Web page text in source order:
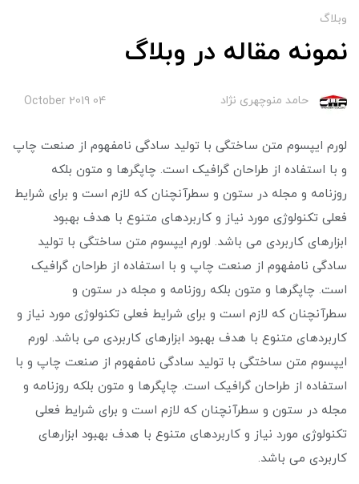
وبلاگ
نمونه مقاله در وبلاگ
حامد منوچهری نژاد 04 October 2019
لورم ایپسوم متن ساختگی با تولید سادگی نامفهوم از صنعت چاپ
و با استفاده از طراحان گرافیک است. چاپگرها و متون بلکه
روزنامه و مجله در ستون و سطرآنچنان که لازم است و برای شرایط
فعلی تکنولوژی مورد نیاز و کاربردهای متنوع با هدف بهبود
ابزارهای کاربردی می باشد. لورم ایپسوم متن ساختگی با تولید
سادگی نامفهوم از صنعت چاپ و با استفاده از طراحان گرافیک
است. چاپگرها و متون بلکه روزنامه و مجله در ستون و
سطرآنچنان که لازم است و برای شرایط فعلی تکنولوژی مورد نیاز و
کاربردهای متنوع با هدف بهبود ابزارهای کاربردی می باشد. لورم
ایپسوم متن ساختگی با تولید سادگی نامفهوم از صنعت چاپ و با
استفاده از طراحان گرافیک است. چاپگرها و متون بلکه روزنامه و
مجله در ستون و سطرآنچنان که لازم است و برای شرایط فعلی
تکنولوژی مورد نیاز و کاربردهای متنوع با هدف بهبود ابزارهای
کاربردی می باشد.